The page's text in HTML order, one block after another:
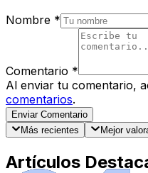
Nombre *
Comentario *
Al enviar tu comentario,
comentarios.
Enviar Comentario
Más recientes
Mejor
Artículos